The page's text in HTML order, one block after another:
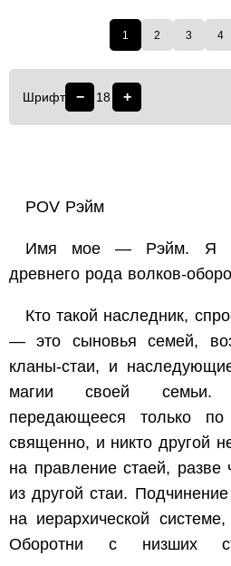
1 2 3 4
Шрифт − 18 +
POV Рэйм
Имя мое — Рэйм. Я —
древнего рода волков-
Кто такой наследник,
— это сыновья семей,
кланы-стаи, и
магии своей семьи.
передающееся только
священно, и никто другой
на правление стаей, разве
из другой стаи.
на иерархической
Оборотни с низших